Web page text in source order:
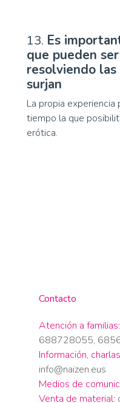
13. Es
que pueden
resolviendo
surjan
La propia
tiempo la que
erótica.
Contacto
Atención a familias:
688728055,
Información,
info@naizen.eus
Medios de
Venta de material: